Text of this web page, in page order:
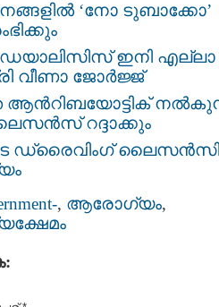
‘നോ ടുബാക്കോ’
ഡയാലിസിസ് ഇനി എല്ലാ
വീണാ ജോർജ്ജ്
ആന്‍റിബയോട്ടിക്
റദ്ദാക്കും
ഡ്രൈവിംഗ്
, ആരോഗ്യം,